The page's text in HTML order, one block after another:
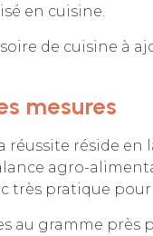
en cuisine.
de cuisine à
mesures
réussite réside en
agro-
très pratique pour
au gramme près